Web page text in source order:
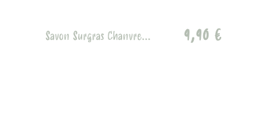
Savon Surgras Chanvre... 9,90 €